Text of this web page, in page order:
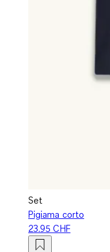
Set
Pigiama corto
23.95 CHF